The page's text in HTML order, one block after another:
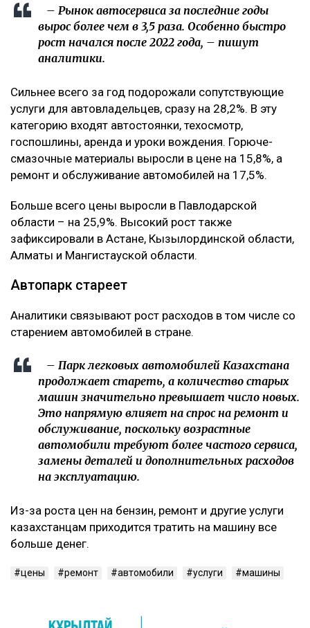
– Рынок автосервиса за последние годы
вырос более чем в 3,5 раза. Особенно быстро
рост начался после 2022 года, – пишут
аналитики.
Сильнее всего за год подорожали сопутствующие
услуги для автовладельцев, сразу на 28,2%. В эту
категорию входят автостоянки, техосмотр,
госпошлины, аренда и уроки вождения. Горюче-
смазочные материалы выросли в цене на 15,8%, а
ремонт и обслуживание автомобилей на 17,5%.
Больше всего цены выросли в Павлодарской
области – на 25,9%. Высокий рост также
зафиксировали в Астане, Кызылординской области,
Алматы и Мангистауской области.
Автопарк стареет
Аналитики связывают рост расходов в том числе со
старением автомобилей в стране.
– Парк легковых автомобилей Казахстана
продолжает стареть, а количество старых
машин значительно превышает число новых.
Это напрямую влияет на спрос на ремонт и
обслуживание, поскольку возрастные
автомобили требуют более частого сервиса,
замены деталей и дополнительных расходов
на эксплуатацию.
Из-за роста цен на бензин, ремонт и другие услуги
казахстанцам приходится тратить на машину все
больше денег.
цены ремонт автомобили услуги машины